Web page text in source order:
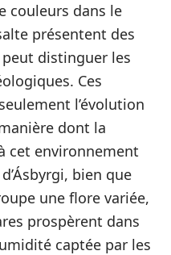
couleurs dans le
présentent des
distinguer les
Ces
l’évolution
dont la
cet environnement
d’Ásbyrgi, bien que
une flore variée,
prospèrent dans
captée par les